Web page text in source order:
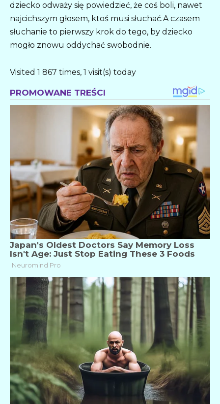
dziecko odważy się powiedzieć, że coś boli, nawet
najcichszym głosem, ktoś musi słuchać.A czasem
słuchanie to pierwszy krok do tego, by dziecko
mogło znowu oddychać swobodnie.
Visited 1 867 times, 1 visit(s) today